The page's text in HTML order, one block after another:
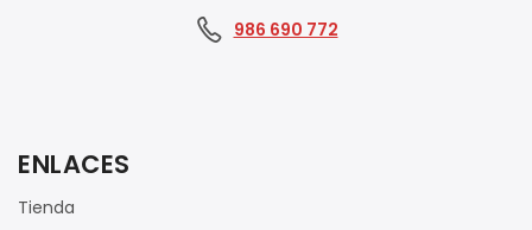
986 690 772
ENLACES
Tienda